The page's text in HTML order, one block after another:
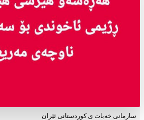
سازمانی خەبات ی کوردستانی ئێران